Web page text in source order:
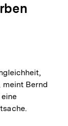
Bernd